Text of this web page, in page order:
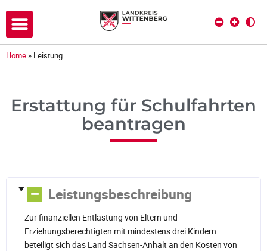
Home » Leistung
Erstattung für Schulfahrten
beantragen
Leistungsbeschreibung
Zur finanziellen Entlastung von Eltern und
Erziehungsberechtigten mit mindestens drei Kindern
beteiligt sich das Land Sachsen-Anhalt an den Kosten von